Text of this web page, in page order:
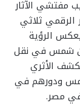
مفتشي الآثار
الرقمي ثلاثي
الرؤية
عين شمس في نقل
الأثري
ودورهم في
في مصر.